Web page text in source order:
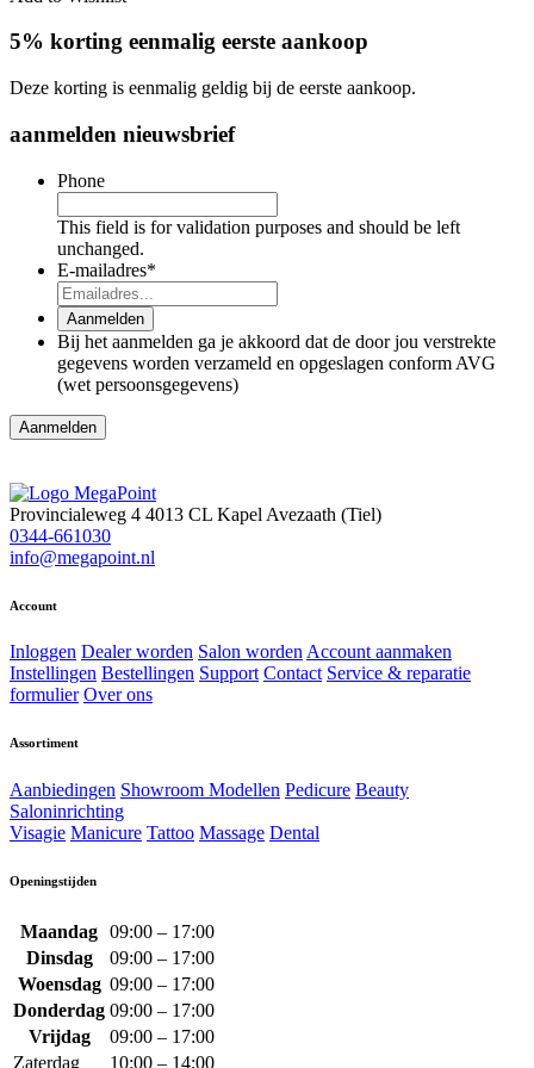
5% korting eenmalig eerste aankoop
Deze korting is eenmalig geldig bij de eerste aankoop.
aanmelden nieuwsbrief
Phone
This field is for validation purposes and should be left
unchanged.
E-mailadres*
Aanmelden
Bij het aanmelden ga je akkoord dat de door jou verstrekte
gegevens worden verzameld en opgeslagen conform AVG
(wet persoonsgegevens)
Aanmelden
Provincialeweg 4 4013 CL Kapel Avezaath (Tiel)
0344-661030
info@megapoint.nl
Account
Inloggen Dealer worden Salon wordenAccount aanmaken
Instellingen Bestellingen Support Contact Service & reparatie
formulier Over ons
Assortiment
Aanbiedingen Showroom Modellen Pedicure Beauty
Saloninrichting
Visagie Manicure Tattoo Massage Dental
Openingstijden
Maandag 09:00 – 17:00
Dinsdag
09:00 – 17:00
Woensdag 09:00 – 17:00
Donderdag 09:00 – 17:00
Vrijdag
09:00 – 17:00
Zaterdag
10:00 – 14:00